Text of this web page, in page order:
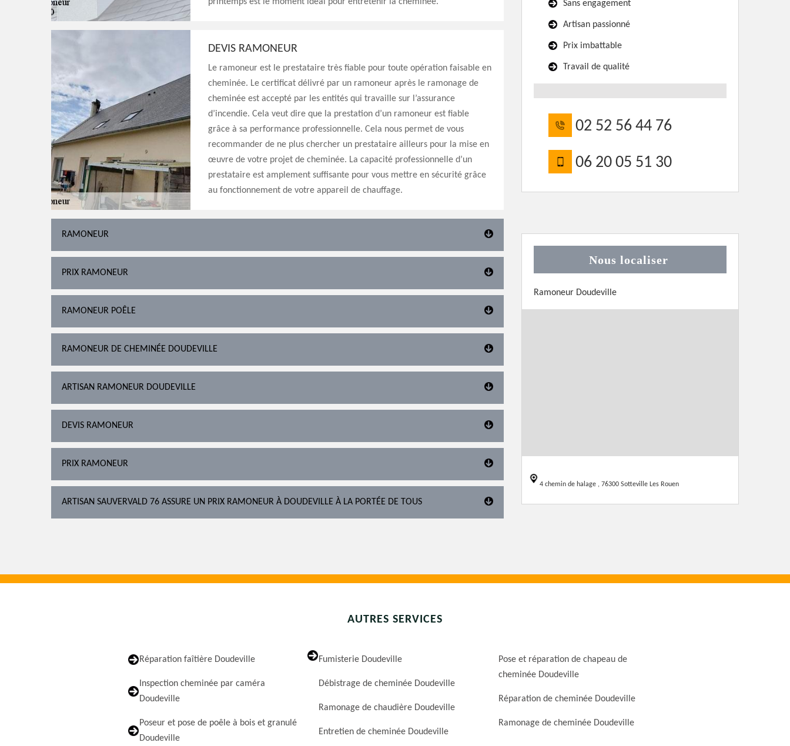
printemps est le moment idéal pour entretenir la cheminée.
DEVIS RAMONEUR
Le ramoneur est le prestataire très fiable pour toute opération faisable en
cheminée. Le certificat délivré par un ramoneur après le ramonage de
cheminée est accepté par les entités qui travaille sur l’assurance
d’incendie. Cela veut dire que la prestation d’un ramoneur est fiable
grâce à sa performance professionnelle. Cela nous permet de vous
recommander de ne plus chercher un prestataire ailleurs pour la mise en
œuvre de votre projet de cheminée. La capacité professionnelle d’un
prestataire est amplement suffisante pour vous mettre en sécurité grâce
au fonctionnement de votre appareil de chauffage.
RAMONEUR
PRIX RAMONEUR
RAMONEUR POÊLE
RAMONEUR DE CHEMINÉE DOUDEVILLE
ARTISAN RAMONEUR DOUDEVILLE
DEVIS RAMONEUR
PRIX RAMONEUR
ARTISAN SAUVERVALD 76 ASSURE UN PRIX RAMONEUR À DOUDEVILLE À LA PORTÉE DE TOUS
Sans engagement
Artisan passionné
Prix imbattable
Travail de qualité
02 52 56 44 76
06 20 05 51 30
Nous localiser
Ramoneur Doudeville
4 chemin de halage , 76300 Sotteville Les Rouen
AUTRES SERVICES
Réparation faîtière Doudeville
Inspection cheminée par caméra
Doudeville
Poseur et pose de poêle à bois et granulé
Doudeville
Fumisterie Doudeville
Débistrage de cheminée Doudeville
Ramonage de chaudière Doudeville
Entretien de cheminée Doudeville
Pose et réparation de chapeau de
cheminée Doudeville
Réparation de cheminée Doudeville
Ramonage de cheminée Doudeville